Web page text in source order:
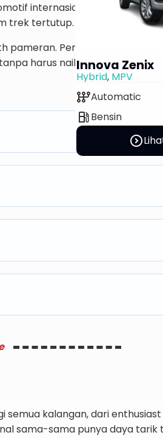
internasional rencananya
trek tertutup.
Pengunjung bisa
harus naik ke kendaraan fisik.
kalangan, dari
sama-sama punya daya tarik
Innova Zenix
Hybrid, MPV
auto_transmissionAutomatic
local_gas_stationBensin
expand_circle_right